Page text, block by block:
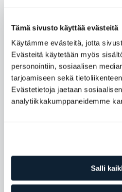
Tämä sivusto käyttää evästeitä
Käytämme evästeitä, jotta
Evästeitä käytetään myös
personointiin, sosiaalisen
tarjoamiseen sekä
Evästetietoja jaetaan
analytiikkakumppaneidemme
Salli
Kokeile: pidempi